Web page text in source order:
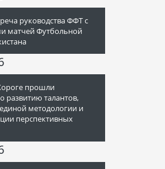
руководства ФФТ с
матчей Футбольной
прошли
развитию талантов,
методологии и
перспективных